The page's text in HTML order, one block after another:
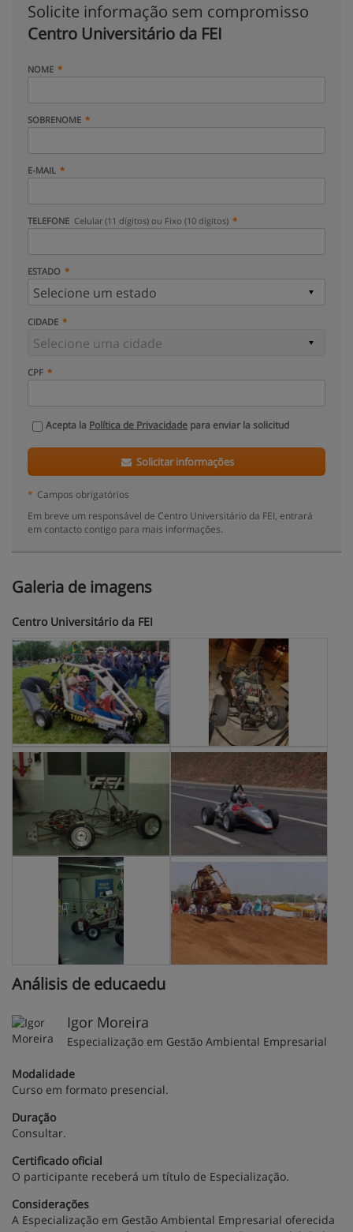
Solicite informação sem compromisso
Centro Universitário da FEI
NOME
SOBRENOME
E-MAIL
TELEFONE Celular (11 dígitos) ou Fixo (10 dígitos)
ESTADO
CIDADE
CPF
Acepta la Política de Privacidade para enviar la solicitud
Solicitar informações
* Campos obrigatórios
Em breve um responsável de Centro Universitário da FEI, entrará
em contacto contigo para mais informações.
Galeria de imagens
Centro Universitário da FEI
Análisis de educaedu
Igor Moreira
Especialização em Gestão Ambiental Empresarial
Modalidade
Curso em formato presencial.
Duração
Consultar.
Certificado oficial
O participante receberá um título de Especialização.
Considerações
A Especialização em Gestão Ambiental Empresarial oferecida